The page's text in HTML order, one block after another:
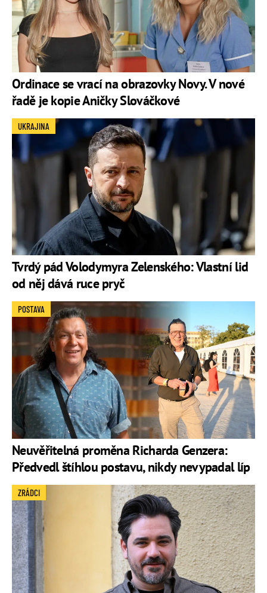
Ordinace se vrací na obrazovky Novy. V nové
řadě je kopie Aničky Slováčkové
Tvrdý pád Volodymyra Zelenského: Vlastní lid
od něj dává ruce pryč
UKRAJINA
Neuvěřitelná proměna Richarda Genzera:
Předvedl štíhlou postavu, nikdy nevypadal líp
POSTAVA
ZRÁDCI